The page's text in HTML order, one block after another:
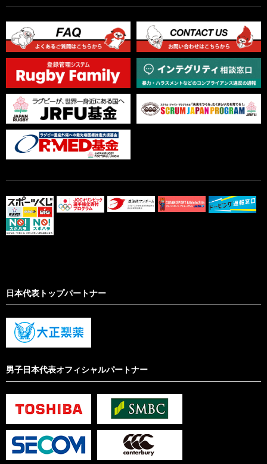
日本代表トップパートナー
男子日本代表オフィシャルパートナー